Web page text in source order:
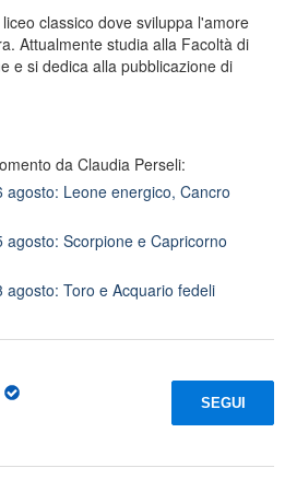
classico dove sviluppa l'amore
Attualmente studia alla Facoltà di
e si dedica alla pubblicazione di
da Claudia Perseli:
agosto: Leone energico, Cancro
agosto: Scorpione e Capricorno
agosto: Toro e Acquario fedeli
SEGUI